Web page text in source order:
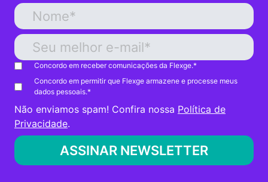
Concordo em receber comunicações da Flexge.*
Concordo em permitir que Flexge armazene e processe meus
dados pessoais.*
Não enviamos spam! Confira nossa Política de
Privacidade.